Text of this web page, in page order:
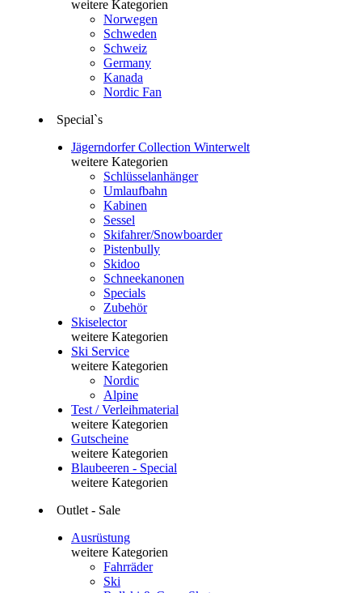
weitere Kategorien
Norwegen
Schweden
Schweiz
Germany
Kanada
Nordic Fan
Special`s
Jägerndorfer Collection Winterwelt
weitere Kategorien
Schlüsselanhänger
Umlaufbahn
Kabinen
Sessel
Skifahrer/Snowboarder
Pistenbully
Skidoo
Schneekanonen
Specials
Zubehör
Skiselector
weitere Kategorien
Ski Service
weitere Kategorien
Nordic
Alpine
Test / Verleihmaterial
weitere Kategorien
Gutscheine
weitere Kategorien
Blaubeeren - Special
weitere Kategorien
Outlet - Sale
Ausrüstung
weitere Kategorien
Fahrräder
Ski